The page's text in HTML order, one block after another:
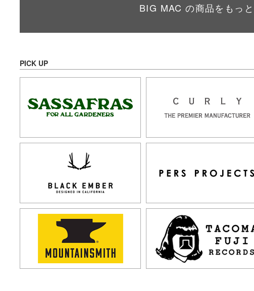
BIG MAC の商品をもっ
PICK UP